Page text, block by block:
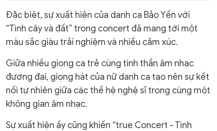
Đặc biệt, sự xuất hiện của danh ca Bảo Yến với
“Tình cây và đất” trong concert đã mang tới một
màu sắc giàu trải nghiệm và nhiều cảm xúc.
Giữa nhiều giọng ca trẻ cùng tinh thần âm nhạc
đương đại, giọng hát của nữ danh ca tạo nên sự kết
nối tự nhiên giữa các thế hệ nghệ sĩ trong cùng một
không gian âm nhạc.
Sự xuất hiện ấy cũng khiến “true Concert - Tình